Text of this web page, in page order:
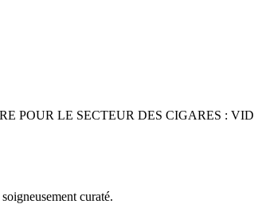
POUR LE SECTEUR DES CIGARES :
curaté.